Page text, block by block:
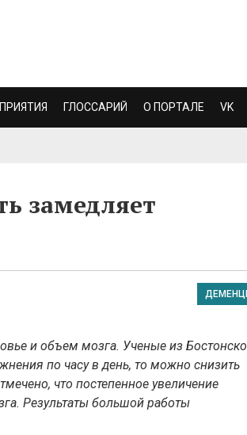
ГЛОССАРИЙ О ПОРТАЛЕ VK
замедляет
и объем мозга. Ученые из
по часу в день, то можно снизить
что постепенное увеличение
Результаты большой работы